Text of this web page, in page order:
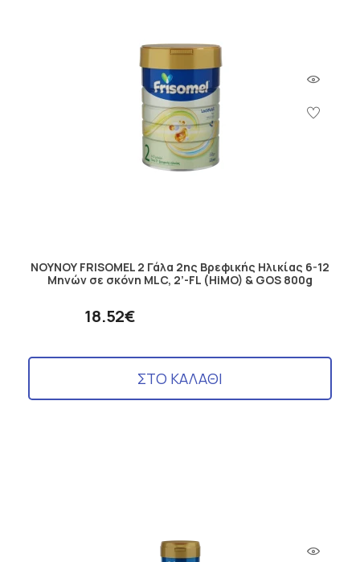
ΝΟΥΝΟΥ FRISOMEL 2 Γάλα 2ης Βρεφικής Ηλικίας 6-12
Μηνών σε σκόνη MLC, 2’-FL (HiMO) & GOS 800g
18.52€
ΣΤΟ ΚΑΛΑΘΙ